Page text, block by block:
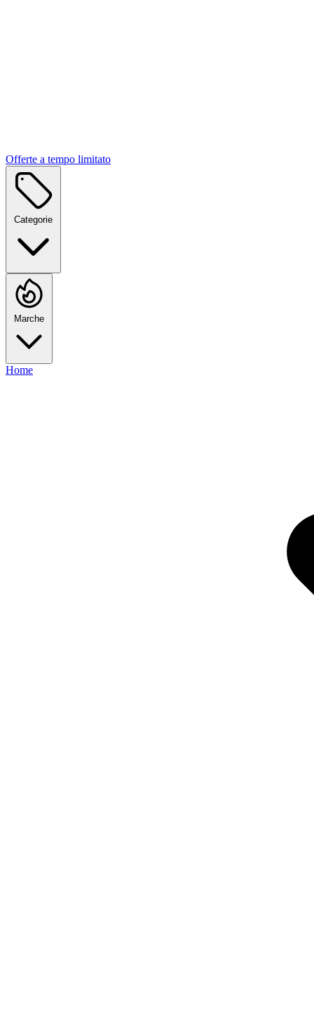
Offerte a tempo limitato
Categorie
Marche
Home